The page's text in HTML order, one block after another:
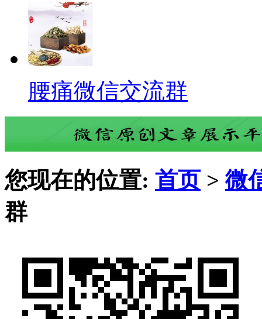
腰痛微信交流群
您现在的位置: 首页 >微
群